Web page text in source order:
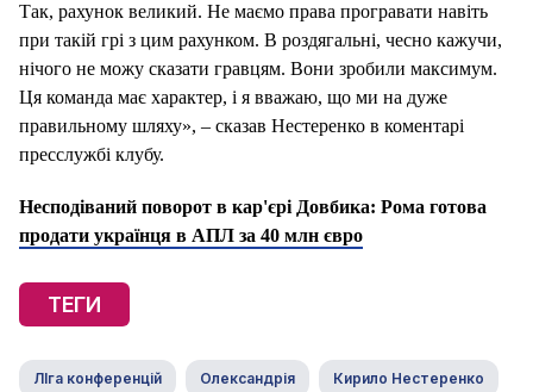
Так, рахунок великий. Не маємо права програвати навіть
при такій грі з цим рахунком. В роздягальні, чесно кажучи,
нічого не можу сказати гравцям. Вони зробили максимум.
Ця команда має характер, і я вважаю, що ми на дуже
правильному шляху», – сказав Нестеренко в коментарі
пресслужбі клубу.
Несподіваний поворот в кар'єрі Довбика: Рома готова
продати українця в АПЛ за 40 млн євро
ТЕГИ
ЛІга конференцій Олександрія Кирило Нестеренко